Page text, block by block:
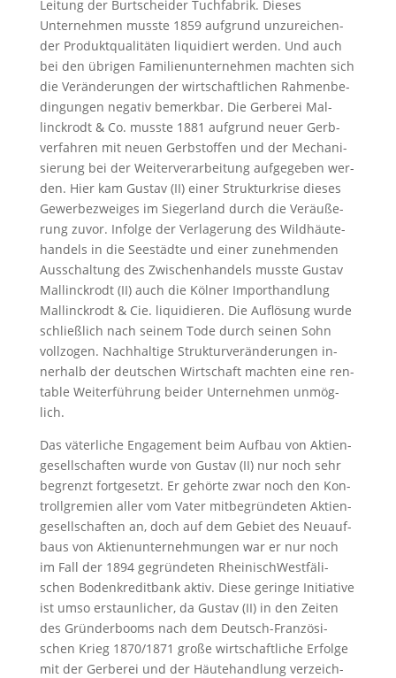
Lei­tung der Burt­schei­der Tuch­fa­brik. Die­ses
Unternehmen muss­te 1859 auf­grund un­zu­rei­chen­
der Pro­dukt­qua­li­tä­ten li­qui­diert werden. Und auch
bei den üb­ri­gen Fa­mi­li­en­un­ter­neh­men mach­ten sich
die Veränderungen der wirt­schaft­li­chen Rah­men­be­
din­gun­gen ne­ga­tiv be­merk­bar. Die Gerbe­rei Mal­
linck­rodt & Co. muss­te 1881 auf­grund neu­er Gerb­
ver­fah­ren mit neu­en Gerb­stof­fen und der Me­cha­ni­
sie­rung bei der Wei­ter­ver­ar­bei­tung auf­ge­ge­ben wer­
den. Hier kam Gus­tav (II) ei­ner Struk­tur­kri­se die­ses
Ge­wer­be­zwei­ges im Sie­ger­land durch die Ver­äu­ße­
rung zu­vor. In­fol­ge der Ver­la­ge­rung des Wild­häu­te­
han­dels in die See­städ­te und ei­ner zu­neh­men­den
Aus­schal­tung des Zwi­schen­han­dels muss­te Gus­tav
Mal­linck­rodt (II) auch die Köl­ner Im­port­hand­lung
Mal­linck­rodt & Cie. li­qui­die­ren. Die Auf­lö­sung wur­de
schlie­ß­lich nach sei­nem To­de durch sei­nen Sohn
voll­zo­gen. Nach­hal­ti­ge Strukturverände­run­gen in­
ner­halb der deut­schen Wirt­schaft mach­ten ei­ne ren­
ta­ble Weiter­füh­rung bei­der Un­ter­neh­men un­mög­
lich.
Das vä­ter­li­che En­ga­ge­ment beim Auf­bau von Ak­ti­en­
ge­sell­schaf­ten wur­de von Gus­tav (II) nur noch sehr
be­grenzt fort­ge­setzt. Er ge­hör­te zwar noch den Kon­
troll­gre­mi­en al­ler vom Va­ter mit­be­grün­de­ten Ak­ti­en­
ge­sell­schaf­ten an, doch auf dem Ge­biet des Neu­auf­
baus von Ak­ti­en­un­ter­neh­mun­gen war er nur noch
im Fall der 1894 ge­grün­de­ten RheinischWest­fä­li­
schen Bo­den­kre­dit­bank ak­tiv. Die­se ge­rin­ge In­itia­ti­ve
ist um­so erstaun­li­cher, da Gus­tav (II) in den Zei­ten
des Grün­der­booms nach dem Deutsch-Franzö­si­
schen Krieg 1870/1871 gro­ße wirt­schaft­li­che Er­fol­ge
mit der Ger­be­rei und der Häu­te­hand­lung ver­zeich­